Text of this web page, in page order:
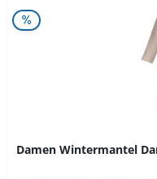
Damen Wintermantel